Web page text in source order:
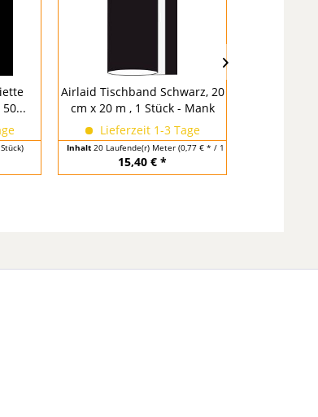
Airlaid Tischband Schwarz, 20
cm x 20 m , 1 Stück - Mank
Lieferzeit 1-3 Tage
Inhalt 20 Laufende(r) Meter (0,77 € * / 1 Laufende(r) Meter)
15,40 € *